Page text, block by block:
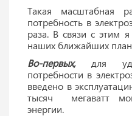
Такая масштабная
потребность в
раза. В связи с этим
наших ближайших
Во-первых,для
потребности в
введено в
тысяч мегаватт
энергии.